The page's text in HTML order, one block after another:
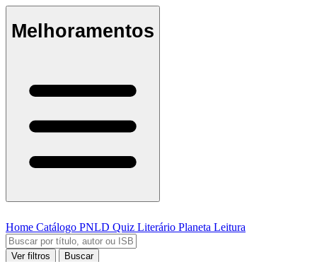
Melhoramentos
Home Catálogo PNLD Quiz Literário Planeta Leitura
Ver filtros
Buscar